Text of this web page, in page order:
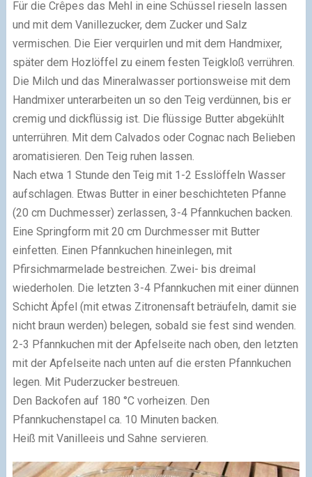
Für die Crêpes das Mehl in eine Schüssel rieseln lassen
und mit dem Vanillezucker, dem Zucker und Salz
vermischen. Die Eier verquirlen und mit dem Handmixer,
später dem Hozlöffel zu einem festen Teigkloß verrühren.
Die Milch und das Mineralwasser portionsweise mit dem
Handmixer unterarbeiten un so den Teig verdünnen, bis er
cremig und dickflüssig ist. Die flüssige Butter abgekühlt
unterrühren. Mit dem Calvados oder Cognac nach Belieben
aromatisieren. Den Teig ruhen lassen.
Nach etwa 1 Stunde den Teig mit 1-2 Esslöffeln Wasser
aufschlagen. Etwas Butter in einer beschichteten Pfanne
(20 cm Duchmesser) zerlassen, 3-4 Pfannkuchen backen.
Eine Springform mit 20 cm Durchmesser mit Butter
einfetten. Einen Pfannkuchen hineinlegen, mit
Pfirsichmarmelade bestreichen. Zwei- bis dreimal
wiederholen. Die letzten 3-4 Pfannkuchen mit einer dünnen
Schicht Äpfel (mit etwas Zitronensaft beträufeln, damit sie
nicht braun werden) belegen, sobald sie fest sind wenden.
2-3 Pfannkuchen mit der Apfelseite nach oben, den letzten
mit der Apfelseite nach unten auf die ersten Pfannkuchen
legen. Mit Puderzucker bestreuen.
Den Backofen auf 180 °C vorheizen. Den
Pfannkuchenstapel ca. 10 Minuten backen.
Heiß mit Vanilleeis und Sahne servieren.